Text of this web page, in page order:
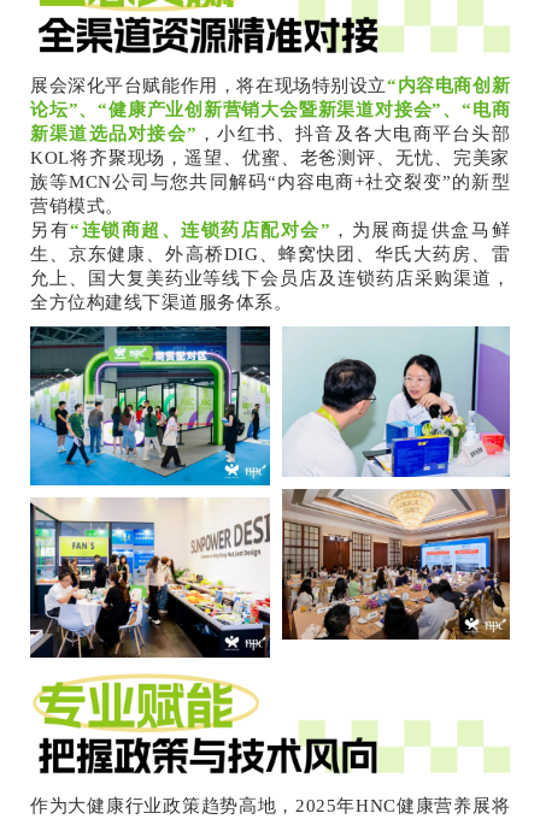
展会深化平台赋能作用，将在现场特别设立“内容电商创新
论坛”、“健康产业创新营销大会暨新渠道对接会”、“电商
新渠道选品对接会” ，小红书、抖音及各大电商平台头部
KOL将齐聚现场，遥望、优蜜、老爸测评、无忧、完美家
族等MCN公司与您共同解码“内容电商+社交裂变”的新型
营销模式。
另有“连锁商超、连锁药店配对会” ，为展商提供盒马鲜
生、京东健康、外高桥DIG、蜂窝快团、华氏大药房、雷
允上、国大复美药业等线下会员店及连锁药店采购渠道，
全方位构建线下渠道服务体系。
作为大健康行业政策趋势高地，2025年HNC健康营养展将